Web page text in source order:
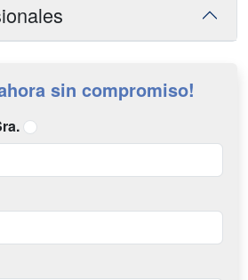
sin compromiso!